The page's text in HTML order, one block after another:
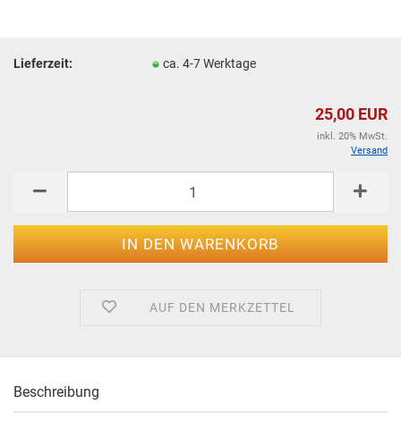
Lieferzeit: ca. 4-7 Werktage
25,00 EUR
inkl. 20% MwSt.
Versand
AUF DEN MERKZETTEL
Beschreibung